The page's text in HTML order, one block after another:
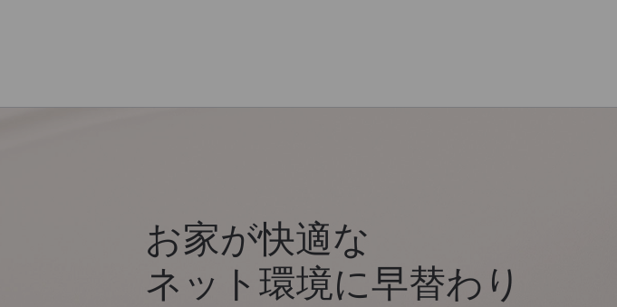
お家が快適な
ネット環境に早替わり